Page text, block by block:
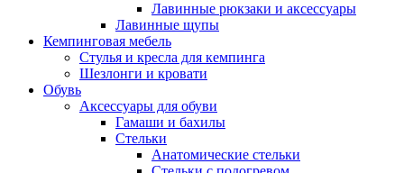
Лавинные рюкзаки и аксессуары
Лавинные щупы
Кемпинговая мебель
Стулья и кресла для кемпинга
Шезлонги и кровати
Обувь
Аксессуары для обуви
Гамаши и бахилы
Стельки
Анатомические стельки